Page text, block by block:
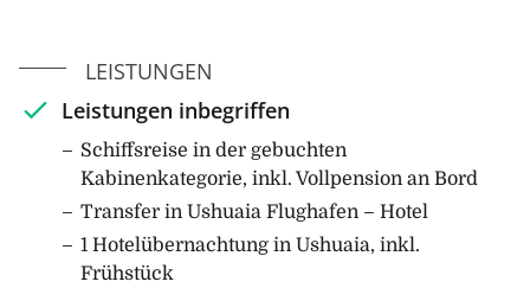
der ideale Orte, um einen ungestörten Blick auf die
Antarktis in all ihrer Pracht zu geniessen. Halten Sie
die Ohren offen für das Knarren und tiefe Grollen der
Gletscher, die sich ihren Weg vom Gipfel zum Meer
das Wunder dieses unglaublichen weissen Kontinents
zu erleben.
LEISTUNGEN
Leistungen inbegriffen
Schiffsreise in der gebuchten
Kabinenkategorie, inkl. Vollpension an Bord
Transfer in Ushuaia Flughafen – Hotel
1 Hotelübernachtung in Ushuaia, inkl.
Frühstück